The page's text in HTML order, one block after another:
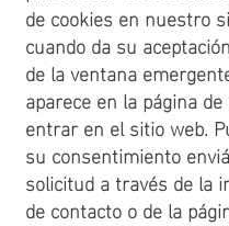
de cookies en nuestro
cuando da su
de la ventana
aparece en la página
entrar en el sitio web.
su consentimiento
solicitud a través de la
de contacto o de la